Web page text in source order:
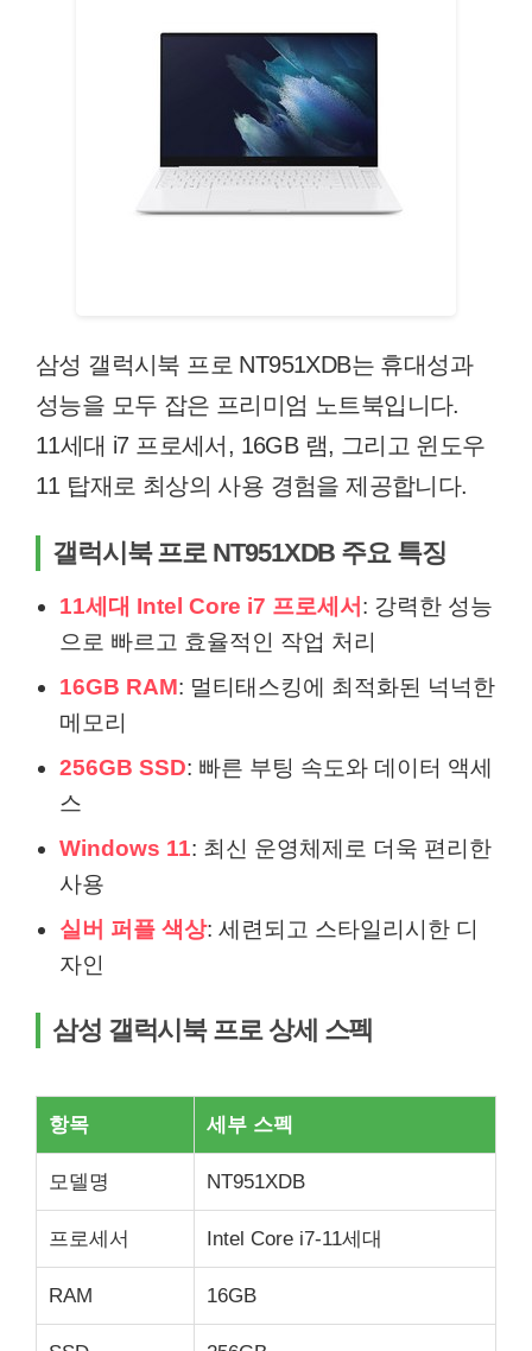
삼성 갤럭시북 프로 NT951XDB는 휴대성과
성능을 모두 잡은 프리미엄 노트북입니다.
11세대 i7 프로세서, 16GB 램, 그리고 윈도우
11 탑재로 최상의 사용 경험을 제공합니다.
갤럭시북 프로 NT951XDB 주요 특징
11세대 Intel Core i7 프로세서 : 강력한 성능
으로 빠르고 효율적인 작업 처리
16GB RAM: 멀티태스킹에 최적화된 넉넉한
메모리
256GB SSD: 빠른 부팅 속도와 데이터 액세
스
Windows 11: 최신 운영체제로 더욱 편리한
사용
실버 퍼플 색상: 세련되고 스타일리시한 디
자인
삼성 갤럭시북 프로 상세 스펙
항목 세부 스펙
모델명 NT951XDB
프로세서 Intel Core i7-11세대
RAM 16GB